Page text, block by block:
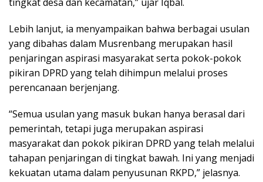
Lebih lanjut, ia menyampaikan bahwa berbagai usulan
yang dibahas dalam Musrenbang merupakan hasil
penjaringan aspirasi masyarakat serta pokok-pokok
pikiran DPRD yang telah dihimpun melalui proses
perencanaan berjenjang.
“Semua usulan yang masuk bukan hanya berasal dari
pemerintah, tetapi juga merupakan aspirasi
masyarakat dan pokok pikiran DPRD yang telah melalui
tahapan penjaringan di tingkat bawah. Ini yang menjadi
kekuatan utama dalam penyusunan RKPD,” jelasnya.